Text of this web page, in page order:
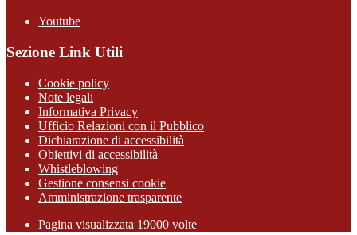
Youtube
Sezione Link Utili
Cookie policy
Note legali
Informativa Privacy
Ufficio Relazioni con il Pubblico
Dichiarazione di accessibilità
Obiettivi di accessibilità
Whistleblowing
Gestione consensi cookie
Amministrazione trasparente
Pagina visualizzata 19000 volte